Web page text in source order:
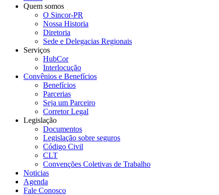
Quem somos
O Sincor-PR
Nossa Historia
Diretoria
Sede e Delegacias Regionais
Serviços
HubCor
Interlocução
Convênios e Benefícios
Benefícios
Parcerias
Seja um Parceiro
Corretor Legal
Legislação
Documentos
Legislação sobre seguros
Código Civil
CLT
Convenções Coletivas de Trabalho
Noticias
Agenda
Fale Conosco